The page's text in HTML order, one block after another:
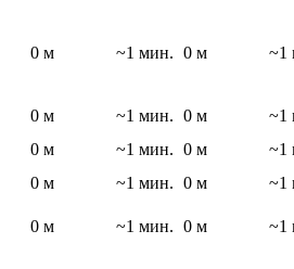
0 м ~1 мин. 0 м ~1
0 м ~1 мин. 0 м
~1
0 м ~1 мин. 0 м
~1
0 м ~1 мин. 0 м
~1
0 м ~1 мин. 0 м ~1